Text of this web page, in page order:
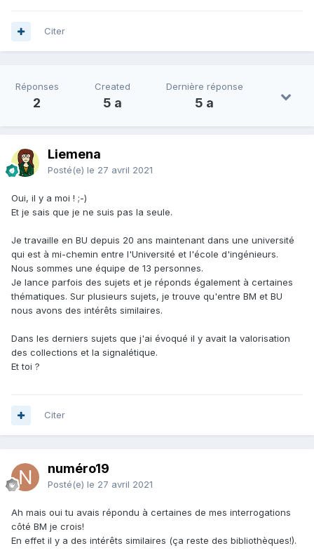
Citer
Réponses
2
Created
5 a
Dernière réponse
5 a
Liemena
Posté(e) le 27 avril 2021
Oui, il y a moi ! ;-)
Et je sais que je ne suis pas la seule.
Je travaille en BU depuis 20 ans maintenant dans une université
qui est à mi-chemin entre l'Université et l'école d'ingénieurs.
Nous sommes une équipe de 13 personnes.
Je lance parfois des sujets et je réponds également à certaines
thématiques. Sur plusieurs sujets, je trouve qu'entre BM et BU
nous avons des intérêts similaires.
Dans les derniers sujets que j'ai évoqué il y avait la valorisation
des collections et la signalétique.
Et toi ?
Citer
numéro19
Posté(e) le 27 avril 2021
Ah mais oui tu avais répondu à certaines de mes interrogations
côté BM je crois!
En effet il y a des intérêts similaires (ça reste des bibliothèques!).